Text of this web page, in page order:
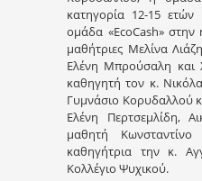
κατηγορία 12-15
ομάδα «EcoCash» στην
μαθήτριες Μελίνα
Ελένη Μπρούσαλη και
καθηγητή τον κ.
Γυμνάσιο Κορυδαλλού
Ελένη Περτσεμλίδη,
μαθητή
καθηγήτρια την κ.
Κολλέγιο Ψυχικού.